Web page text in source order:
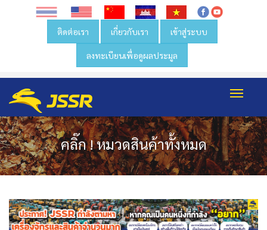
ติดต่อเรา เกี่ยวกับเรา เข้าสู่ระบบ
ลงทะเบียนเพื่อดูผลประมูล
คลิ๊ก ! หมวดสินค้าทั้งหมด